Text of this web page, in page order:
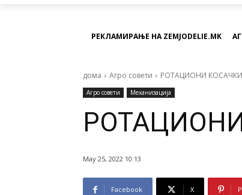
РЕКЛАМИРАЊЕ НА ZEMJODELIE.MK
дома Агро совети РОТАЦИОНИ
Агро совети Механизација
May 25, 2022 10:13
Facebook X